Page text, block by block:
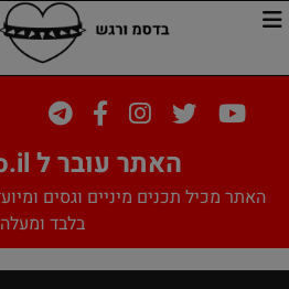
האתר עובר ל Bdsm.co.il
בלבד ומעלה